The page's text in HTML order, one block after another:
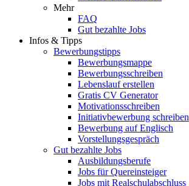
Mehr
FAQ
Gut bezahlte Jobs
Infos & Tipps
Bewerbungstipps
Bewerbungsmappe
Bewerbungsschreiben
Lebenslauf erstellen
Gratis CV Generator
Motivationsschreiben
Initiativbewerbung schreiben
Bewerbung auf Englisch
Vorstellungsgespräch
Gut bezahlte Jobs
Ausbildungsberufe
Jobs für Quereinsteiger
Jobs mit Realschulabschluss